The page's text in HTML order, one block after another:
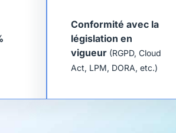
Conformité avec la
législation en
vigueur (RGPD, Cloud
Act, LPM, DORA, etc.)